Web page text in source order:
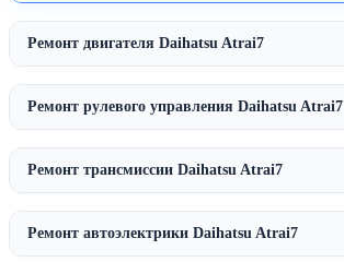
Ремонт двигателя Daihatsu Atrai7
Ремонт рулевого управления Daihatsu Atrai7
Ремонт трансмиссии Daihatsu Atrai7
Ремонт автоэлектрики Daihatsu Atrai7